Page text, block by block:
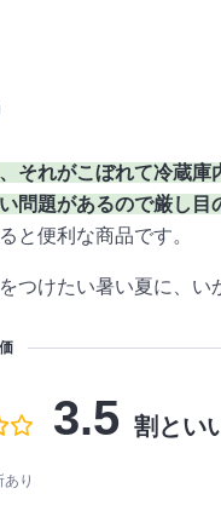
、それがこぼれて冷蔵
問題があるので厳し目
と便利な商品です。
つけたい暑い夏に、い
3.5 割とい
り